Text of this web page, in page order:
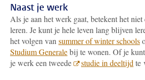
Naast je werk
Als je aan het werk gaat, betekent het
leren. Je kunt je hele leven lang blijven
het volgen van summer of winter schools
Studium Generalebij te wonen. Of je
je werk een tweede
studie in deeltijd te